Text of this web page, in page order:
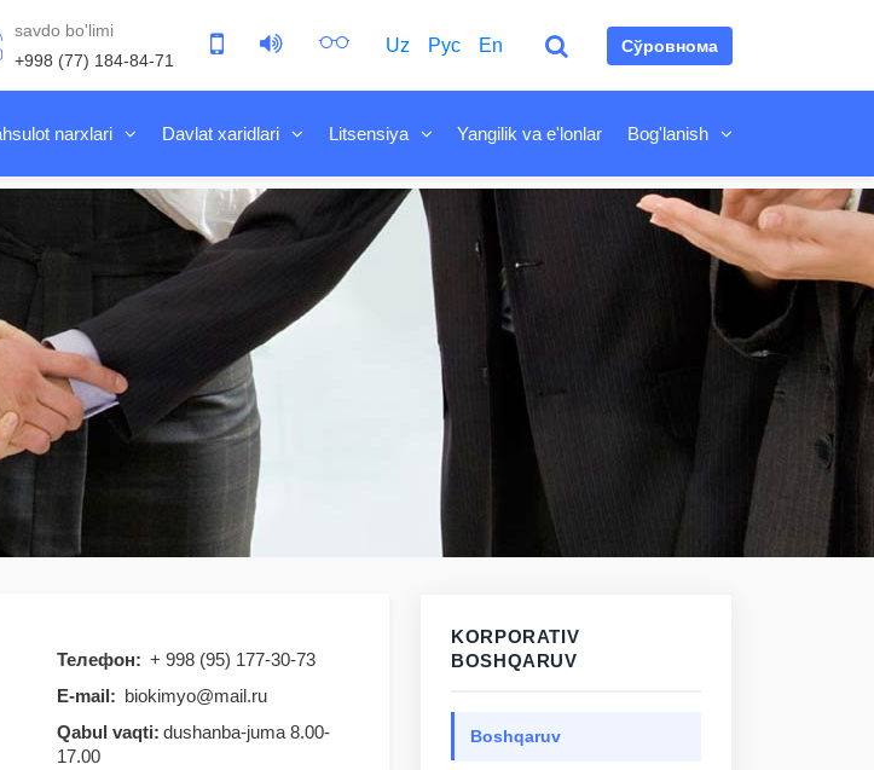
savdo bo'limi
+998 (77) 184-84-71
Uz Рус En Сўровнома
narxlari Davlat xaridlari Litsensiya Yangilik va e'lonlar Bog'lanish
Телефон: + 998 (95) 177-30-73
E-mail: biokimyo@mail.ru
Qabul vaqti: dushanba-juma 8.00-
17.00
KORPORATIV
BOSHQARUV
Boshqaruv